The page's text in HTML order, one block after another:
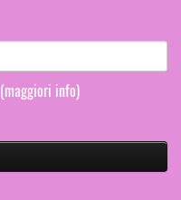
(maggiori info)